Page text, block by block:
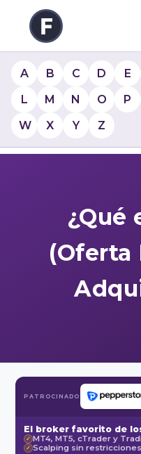
A B C D E
L
M N O P
W
X Y Z
¿Qué
(Oferta
PATROCINADO
El broker favorito de
✓ MT4, MT5, cTrader y
✓ Scalping sin restricciones